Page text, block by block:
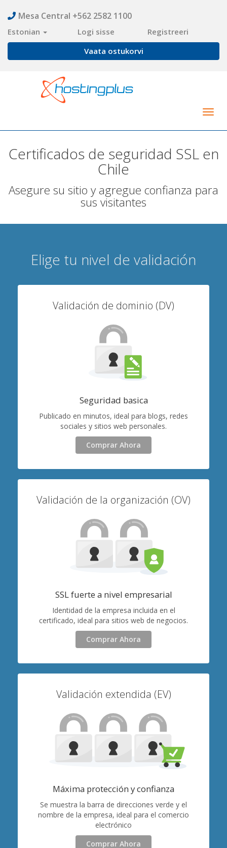
Mesa Central +562 2582 1100
Estonian Logi sisse
Registreeri
Vaata ostukorvi
Certificados de seguridad SSL en
Chile
Asegure su sitio y agregue confianza para
sus visitantes
Elige tu nivel de validación
Validación de dominio (DV)
Seguridad basica
Publicado en minutos, ideal para blogs, redes
sociales y sitios web personales.
Comprar Ahora
Validación de la organización (OV)
SSL fuerte a nivel empresarial
Identidad de la empresa incluida en el
certificado, ideal para sitios web de negocios.
Comprar Ahora
Validación extendida (EV)
Máxima protección y confianza
Se muestra la barra de direcciones verde y el
nombre de la empresa, ideal para el comercio
electrónico
Comprar Ahora